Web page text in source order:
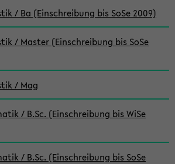
/ Ba (Einschreibung bis SoSe 2009)
/ Master (Einschreibung bis SoSe
/ Mag
/ B.Sc. (Einschreibung bis WiSe
/ B.Sc. (Einschreibung bis SoSe